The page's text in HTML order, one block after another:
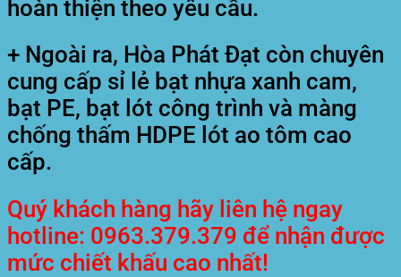
hoàn thiện theo yêu cầu.
+ Ngoài ra, Hòa Phát Đạt còn chuyên
cung cấp sỉ lẻ bạt nhựa xanh cam,
bạt PE, bạt lót công trình và màng
chống thấm HDPE lót ao tôm cao
cấp.
Quý khách hàng hãy liên hệ ngay
hotline: 0963.379.379 để nhận được
mức chiết khấu cao nhất!